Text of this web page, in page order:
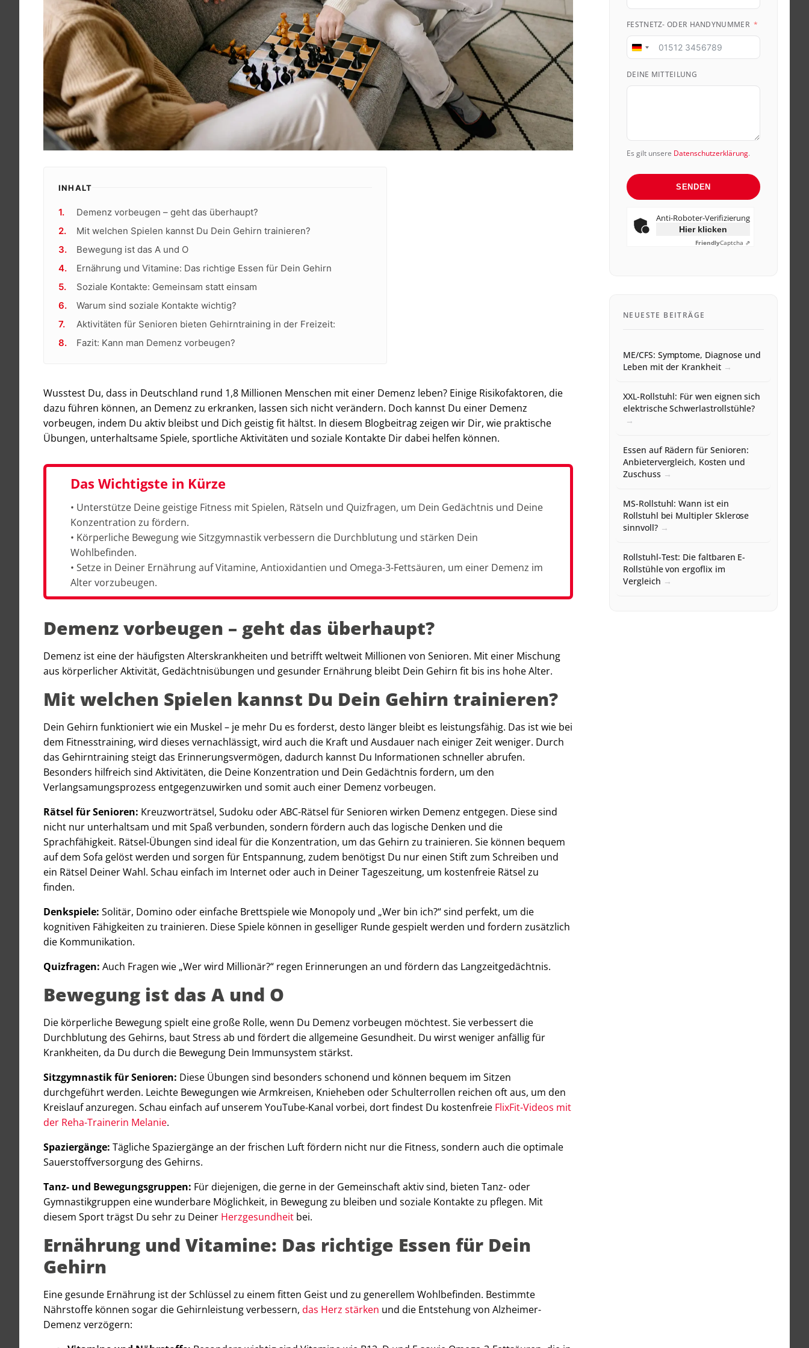
INHALT
Demenz vorbeugen – geht das überhaupt?
Mit welchen Spielen kannst Du Dein Gehirn trainieren?
Bewegung ist das A und O
Ernährung und Vitamine: Das richtige Essen für Dein Gehirn
Soziale Kontakte: Gemeinsam statt einsam
Warum sind soziale Kontakte wichtig?
Aktivitäten für Senioren bieten Gehirntraining in der Freizeit:
Fazit: Kann man Demenz vorbeugen?
Wusstest Du, dass in Deutschland rund 1,8 Millionen Menschen mit einer Demenz leben? Einige Risikofaktoren, die
dazu führen können, an Demenz zu erkranken, lassen sich nicht verändern. Doch kannst Du einer Demenz
vorbeugen, indem Du aktiv bleibst und Dich geistig fit hältst. In diesem Blogbeitrag zeigen wir Dir, wie praktische
Übungen, unterhaltsame Spiele, sportliche Aktivitäten und soziale Kontakte Dir dabei helfen können.
Das Wichtigste in Kürze
• Unterstütze Deine geistige Fitness mit Spielen, Rätseln und Quizfragen, um Dein Gedächtnis und Deine
Konzentration zu fördern.
• Körperliche Bewegung wie Sitzgymnastik verbessern die Durchblutung und stärken Dein
Wohlbefinden.
• Setze in Deiner Ernährung auf Vitamine, Antioxidantien und Omega-3-Fettsäuren, um einer Demenz im
Alter vorzubeugen.
Demenz vorbeugen – geht das überhaupt?
Demenz ist eine der häufigsten Alterskrankheiten und betrifft weltweit Millionen von Senioren. Mit einer Mischung
aus körperlicher Aktivität, Gedächtnisübungen und gesunder Ernährung bleibt Dein Gehirn fit bis ins hohe Alter.
Mit welchen Spielen kannst Du Dein Gehirn trainieren?
Dein Gehirn funktioniert wie ein Muskel – je mehr Du es forderst, desto länger bleibt es leistungsfähig. Das ist wie bei
dem Fitnesstraining, wird dieses vernachlässigt, wird auch die Kraft und Ausdauer nach einiger Zeit weniger. Durch
das Gehirntraining steigt das Erinnerungsvermögen, dadurch kannst Du Informationen schneller abrufen.
Besonders hilfreich sind Aktivitäten, die Deine Konzentration und Dein Gedächtnis fordern, um den
Verlangsamungsprozess entgegenzuwirken und somit auch einer Demenz vorbeugen.
Rätsel für Senioren: Kreuzworträtsel, Sudoku oder ABC-Rätsel für Senioren wirken Demenz entgegen. Diese sind
nicht nur unterhaltsam und mit Spaß verbunden, sondern fördern auch das logische Denken und die
Sprachfähigkeit. Rätsel-Übungen sind ideal für die Konzentration, um das Gehirn zu trainieren. Sie können bequem
auf dem Sofa gelöst werden und sorgen für Entspannung, zudem benötigst Du nur einen Stift zum Schreiben und
ein Rätsel Deiner Wahl. Schau einfach im Internet oder auch in Deiner Tageszeitung, um kostenfreie Rätsel zu
finden.
Denkspiele: Solitär, Domino oder einfache Brettspiele wie Monopoly und „Wer bin ich?“ sind perfekt, um die
kognitiven Fähigkeiten zu trainieren. Diese Spiele können in geselliger Runde gespielt werden und fordern zusätzlich
die Kommunikation.
Quizfragen: Auch Fragen wie „Wer wird Millionär?“ regen Erinnerungen an und fördern das Langzeitgedächtnis.
Bewegung ist das A und O
Die körperliche Bewegung spielt eine große Rolle, wenn Du Demenz vorbeugen möchtest. Sie verbessert die
Durchblutung des Gehirns, baut Stress ab und fördert die allgemeine Gesundheit. Du wirst weniger anfällig für
Krankheiten, da Du durch die Bewegung Dein Immunsystem stärkst.
Sitzgymnastik für Senioren: Diese Übungen sind besonders schonend und können bequem im Sitzen
durchgeführt werden. Leichte Bewegungen wie Armkreisen, Knieheben oder Schulterrollen reichen oft aus, um den
Kreislauf anzuregen. Schau einfach auf unserem YouTube-Kanal vorbei, dort findest Du kostenfreie FlixFit-Videos mit
der Reha-Trainerin Melanie.
Spaziergänge: Tägliche Spaziergänge an der frischen Luft fördern nicht nur die Fitness, sondern auch die optimale
Sauerstoffversorgung des Gehirns.
Tanz- und Bewegungsgruppen: Für diejenigen, die gerne in der Gemeinschaft aktiv sind, bieten Tanz- oder
Gymnastikgruppen eine wunderbare Möglichkeit, in Bewegung zu bleiben und soziale Kontakte zu pflegen. Mit
diesem Sport trägst Du sehr zu Deiner Herzgesundheit bei.
Ernährung und Vitamine: Das richtige Essen für Dein
Gehirn
Eine gesunde Ernährung ist der Schlüssel zu einem fitten Geist und zu generellem Wohlbefinden. Bestimmte
Nährstoffe können sogar die Gehirnleistung verbessern, das Herz stärken und die Entstehung von Alzheimer-
Demenz verzögern:
FESTNETZ- ODER HANDYNUMMER
Germany
DEINE MITTEILUNG
Es gilt unsere Datenschutzerklärung.
SENDEN
Anti-Roboter-Verifizierung
Hier klicken
FriendlyCaptcha ⇗
NEUESTE BEITRÄGE
ME/CFS: Symptome, Diagnose und
Leben mit der Krankheit
XXL-Rollstuhl: Für wen eignen sich
elektrische Schwerlastrollstühle?
Essen auf Rädern für Senioren:
Anbietervergleich, Kosten und
Zuschuss
MS-Rollstuhl: Wann ist ein
Rollstuhl bei Multipler Sklerose
sinnvoll?
Rollstuhl-Test: Die faltbaren E-
Rollstühle von ergoflix im
Vergleich